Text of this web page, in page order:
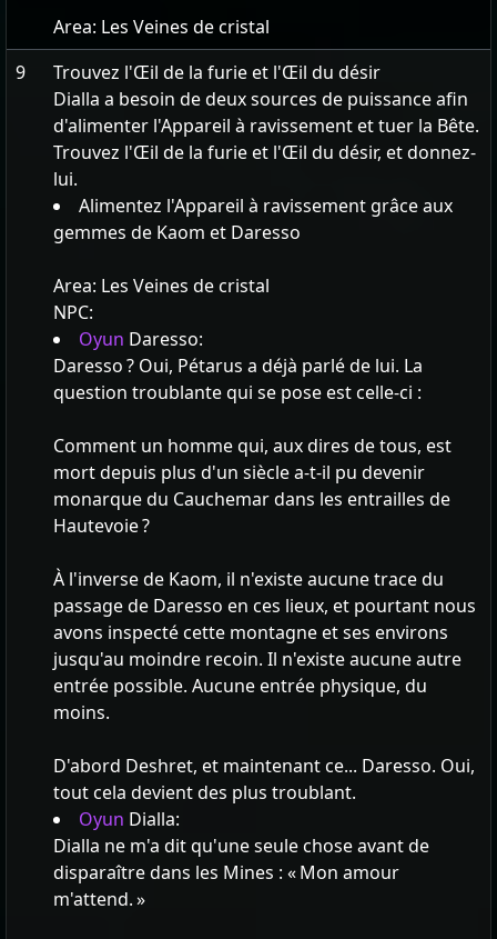
Area: Les Veines de cristal
9
Trouvez l'Œil de la furie et l'Œil du désir
Dialla a besoin de deux sources de puissance afin
d'alimenter l'Appareil à ravissement et tuer la Bête.
Trouvez l'Œil de la furie et l'Œil du désir, et donnez-
lui.
Alimentez l'Appareil à ravissement grâce aux
gemmes de Kaom et Daresso
Area: Les Veines de cristal
NPC:
Oyun Daresso:
Daresso ? Oui, Pétarus a déjà parlé de lui. La
question troublante qui se pose est celle-ci :
Comment un homme qui, aux dires de tous, est
mort depuis plus d'un siècle a-t-il pu devenir
monarque du Cauchemar dans les entrailles de
Hautevoie ?
À l'inverse de Kaom, il n'existe aucune trace du
passage de Daresso en ces lieux, et pourtant nous
avons inspecté cette montagne et ses environs
jusqu'au moindre recoin. Il n'existe aucune autre
entrée possible. Aucune entrée physique, du
moins.
D'abord Deshret, et maintenant ce... Daresso. Oui,
tout cela devient des plus troublant.
Oyun Dialla:
Dialla ne m'a dit qu'une seule chose avant de
disparaître dans les Mines : « Mon amour
m'attend. »